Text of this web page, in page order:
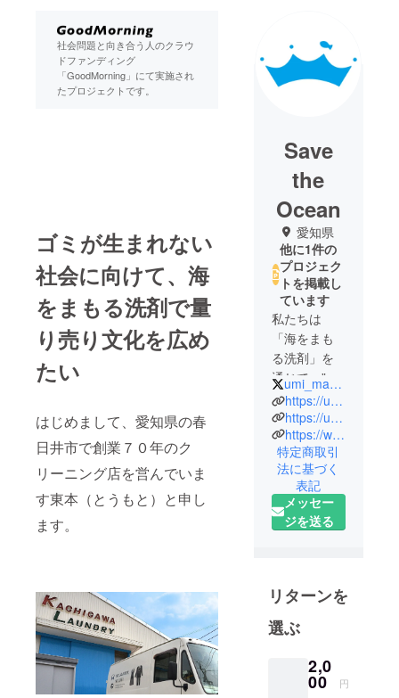
社会問題と向き合う人のクラウ
ドファンディング
「GoodMorning」にて実施され
たプロジェクトです。
ゴミが生まれない
社会に向けて、海
をまもる洗剤で量
り売り文化を広め
たい
はじめまして、愛知県の春
日井市で創業７０年のク
リーニング店を営んでいま
す東本（とうもと）と申し
ます。
Save
the
Ocean
愛知県
他に1件の
プロジェク
トを掲載し
ています
私たちは
「海をまも
る洗剤」を
通じて、”洗
濯で海を汚
す時代を終
わらせる”を
ミッション
に掲げ、子
どもの未来
をまもり、
ゴミを生み
貢献しま
umi_mamoru
https://umi-mamoru.com
https://umi-mamoru.jp
https://www.instagram.com/umi_mamoru/
特定商取引
法に基づく
表記
メッセー
ジを送る
リターンを
選ぶ
2,0
00 円